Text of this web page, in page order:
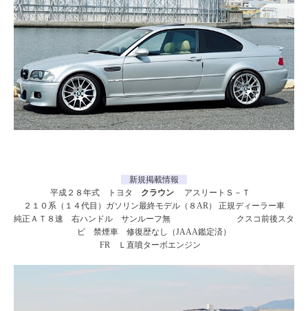
新規掲載情報
平成２８年式 トヨタ
クラウン
アスリートＳ－Ｔ
２１０系（１４代目）ガソリン最終モデル（８AR） 正規ディーラー車
純正ＡＴ８速 右ハンドル サンルーフ無 クスコ前後スタ
ビ 禁煙車 修復歴なし（JAAA鑑定済）
FR Ｌ直噴ターボエンジン